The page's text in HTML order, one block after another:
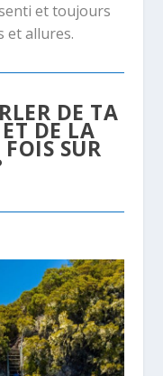
et toujours
et allures.
DE TA
DE LA
SUR